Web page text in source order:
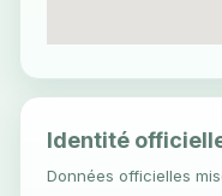
Identité
Données officielles